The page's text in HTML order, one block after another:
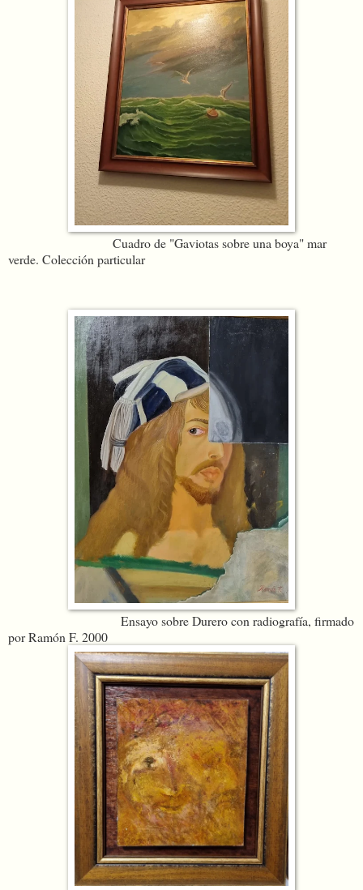
Cuadro de "Gaviotas sobre una boya" mar
verde. Colección particular
Ensayo sobre Durero con radiografía, firmado
por Ramón F. 2000